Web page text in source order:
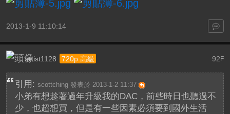
2013-1-9 11:10:14
92F
artist1128 720p 高級
引用: scottching 發表於 2013-1-2 11:37
小弟有想趁著過年升級我的DAC，前些時日也聽過不
少，也超想買，但是有一些因素必須要到國外生活